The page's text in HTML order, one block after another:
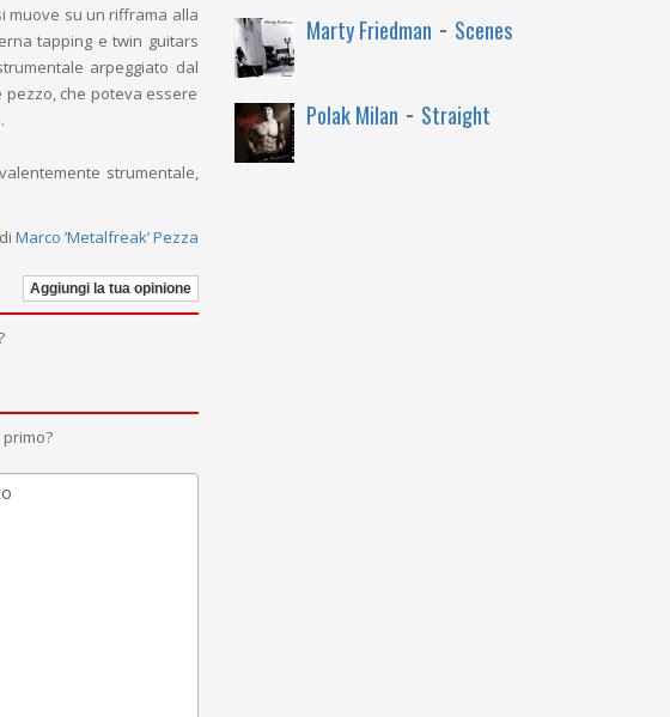
muove su un rifframa alla
tapping e twin guitars
arpeggiato dal
che poteva essere
strumentale,
Marco ’Metalfreak’ Pezza
Aggiungi la tua opinione
Marty Friedman - Scenes
Polak Milan - Straight